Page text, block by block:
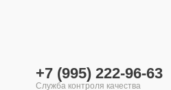
+7 (995) 222-96-63